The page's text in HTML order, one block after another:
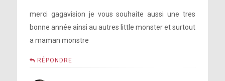
merci gagavision je vous souhaite aussi une tres
bonne année ainsi au autres little monster et surtout
a maman monstre
RÉPONDRE